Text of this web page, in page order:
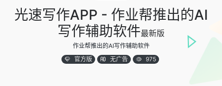
光速写作APP - 作业帮推出的AI
写作辅助软件最新版
作业帮推出的AI写作辅助软件
官方版
无广告 975